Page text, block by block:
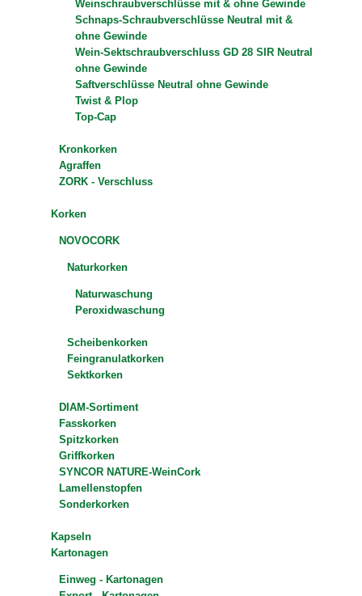
Weinschraubverschlüsse mit & ohne Gewinde
Schnaps-Schraubverschlüsse Neutral mit &
ohne Gewinde
Wein-Sektschraubverschluss GD 28 SIR Neutral
ohne Gewinde
Saftverschlüsse Neutral ohne Gewinde
Twist & Plop
Top-Cap
Kronkorken
Agraffen
ZORK - Verschluss
Korken
NOVOCORK
Naturkorken
Naturwaschung
Peroxidwaschung
Scheibenkorken
Feingranulatkorken
Sektkorken
DIAM-Sortiment
Fasskorken
Spitzkorken
Griffkorken
SYNCOR NATURE-WeinCork
Lamellenstopfen
Sonderkorken
Kapseln
Kartonagen
Einweg - Kartonagen